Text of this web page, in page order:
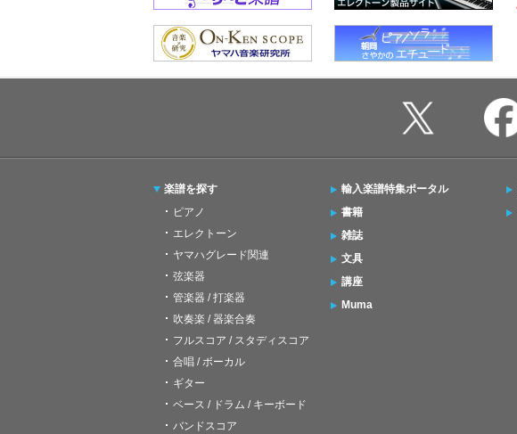
楽譜を探す
ピアノ
エレクトーン
ヤマハグレード関連
弦楽器
管楽器 / 打楽器
吹奏楽 / 器楽合奏
フルスコア / スタディスコア
合唱 / ボーカル
ギター
ベース / ドラム / キーボード
バンドスコア
輸入楽譜特集ポータル
書籍
雑誌
文具
講座
Muma